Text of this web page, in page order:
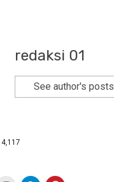
redaksi 01
See author's posts
4,117